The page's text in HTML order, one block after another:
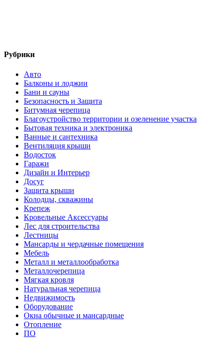
Рубрики
Авто
Балконы и лоджии
Бани и сауны
Безопасность и Защита
Битумная черепица
Благоустройство территории и озеленение участка
Бытовая техника и электроника
Ванные и сантехника
Вентиляция крыши
Водосток
Гаражи
Дизайн и Интерьер
Досуг
Защита крыши
Колодцы, скважины
Крепеж
Кровельные Аксессуары
Лес для строительства
Лестницы
Мансарды и чердачные помещения
Мебель
Металл и металлообработка
Металлочерепица
Мягкая кровля
Натуральная черепица
Недвижимость
Оборудование
Окна обычные и мансардные
Отопление
ПО